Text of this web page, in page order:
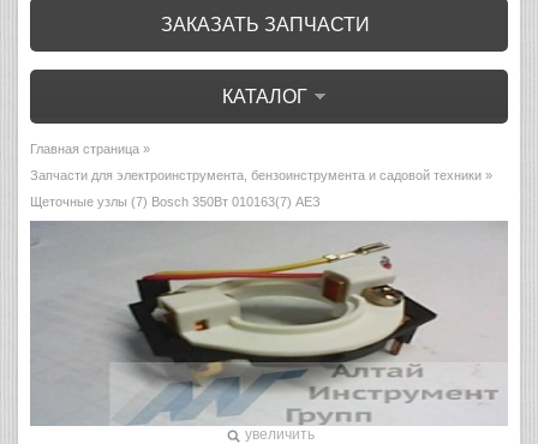
ЗАКАЗАТЬ ЗАПЧАСТИ
КАТАЛОГ
Главная страница »
Запчасти для электроинструмента, бензоинструмента и садовой техники »
Щеточные узлы (7) Bosch 350Вт 010163(7) АЕЗ
увеличить